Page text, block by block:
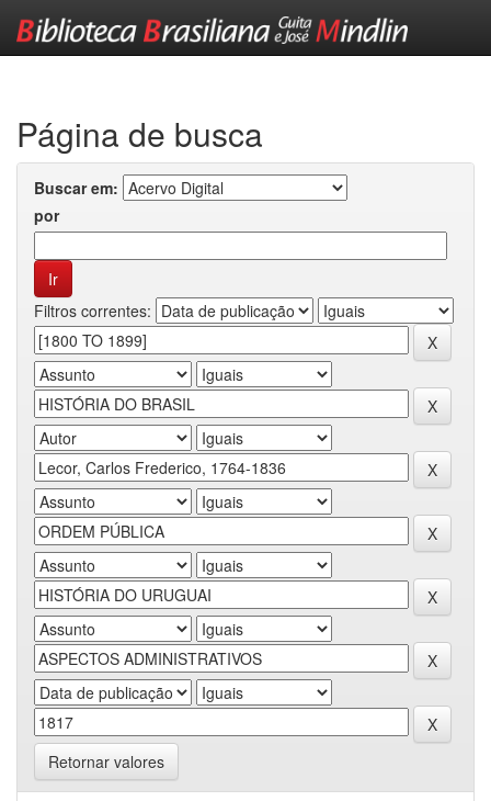
Página de busca
Buscar em:
por
Filtros correntes:
Retornar valores